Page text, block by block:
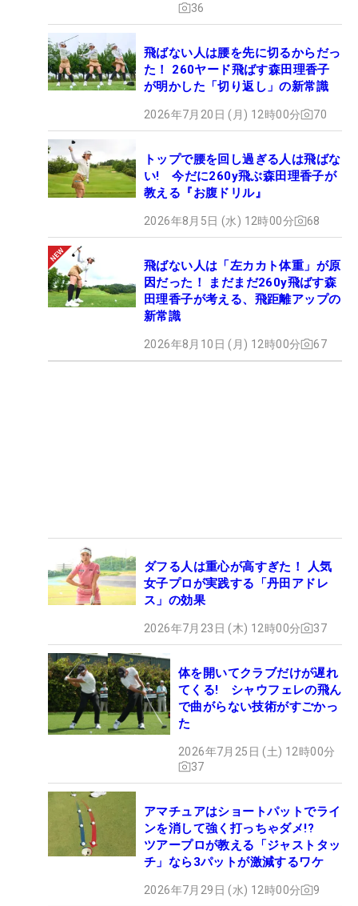
36
飛ばない人は腰を先に切るからだっ
た！ 260ヤード飛ばす森田理香子
が明かした「切り返し」の新常識
2026年7月20日 (月) 12時00分 70
トップで腰を回し過ぎる人は飛ばな
い! 今だに260y飛ぶ森田理香子が
教える『お腹ドリル』
2026年8月5日 (水) 12時00分 68
飛ばない人は「左カカト体重」が原
因だった！ まだまだ260y飛ばす森
田理香子が考える、飛距離アップの
新常識
2026年8月10日 (月) 12時00分 67
ダフる人は重心が高すぎた！ 人気
女子プロが実践する「丹田アドレ
ス」の効果
2026年7月23日 (木) 12時00分 37
体を開いてクラブだけが遅れ
てくる! シャウフェレの飛ん
で曲がらない技術がすごかっ
た
2026年7月25日 (土) 12時00分
37
アマチュアはショートパットでライ
ンを消して強く打っちゃダメ!?
ツアープロが教える「ジャストタッ
チ」なら3パットが激減するワケ
2026年7月29日 (水) 12時00分 9